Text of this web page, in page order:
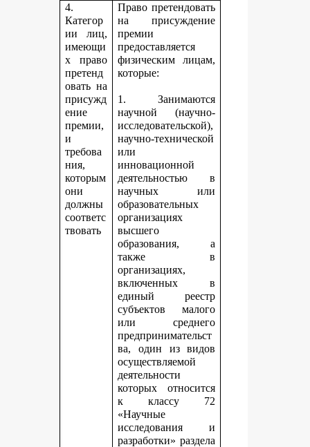
4.
Категор
ии лиц,
имеющи
х право
претенд
овать на
присужд
ение
премии,
и
требова
ния,
которым
они
должны
соответс
твовать
Право претендовать
на присуждение
премии
предоставляется
физическим лицам,
которые:
1. Занимаются
научной (научно-
исследовательской),
научно-технической
или
инновационной
деятельностью в
научных или
образовательных
организациях
высшего
образования, а
также в
организациях,
включенных в
единый реестр
субъектов малого
или среднего
предпринимательст
ва, один из видов
осуществляемой
деятельности
которых относится
к классу 72
«Научные
исследования и
разработки» раздела